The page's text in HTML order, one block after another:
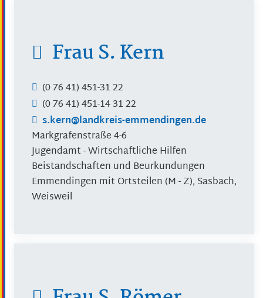
FrauS.Kern
(07641) 451-3122
(07641) 451-143122
s.kern@landkreis-emmendingen.de
Markgrafenstraße 4-6
Jugendamt - Wirtschaftliche Hilfen
Beistandschaften und Beurkundungen
Emmendingen mit Ortsteilen (M - Z), Sasbach,
Weisweil